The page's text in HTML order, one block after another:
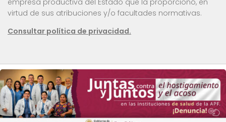
virtud de sus atribuciones y/o facultades normativas.
Consultar política de privacidad.